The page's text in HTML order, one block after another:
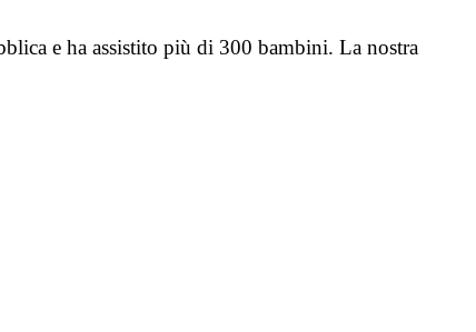
e ha assistito più di 300 bambini. La nostra